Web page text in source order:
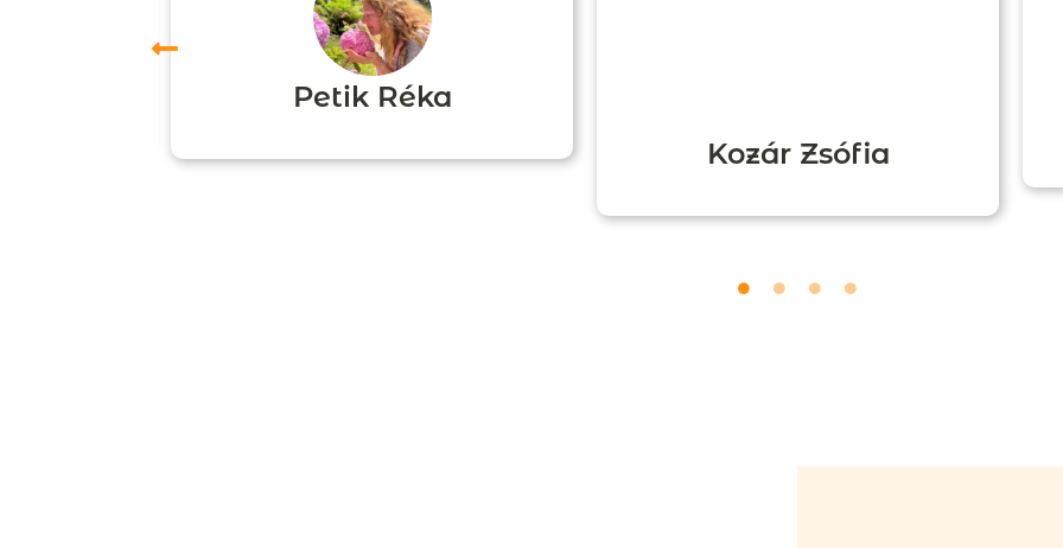
Petik Réka
Kozár Zsófia